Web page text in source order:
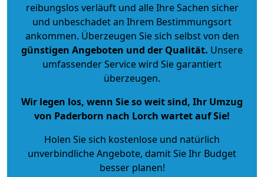
reibungslos verläuft und alle Ihre Sachen sicher
und unbeschadet an Ihrem Bestimmungsort
ankommen. Überzeugen Sie sich selbst von den
günstigen Angeboten und der Qualität. Unsere
umfassender Service wird Sie garantiert
überzeugen.
Wir legen los, wenn Sie so weit sind, Ihr Umzug
von Paderborn nach Lorch wartet auf Sie!
Holen Sie sich kostenlose und natürlich
unverbindliche Angebote, damit Sie Ihr Budget
besser planen!